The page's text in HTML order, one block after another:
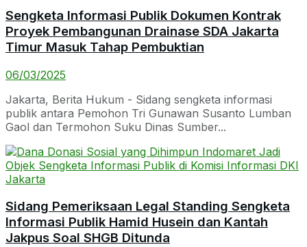
Sengketa Informasi Publik Dokumen Kontrak
Proyek Pembangunan Drainase SDA Jakarta
Timur Masuk Tahap Pembuktian
06/03/2025
Jakarta, Berita Hukum - Sidang sengketa informasi
publik antara Pemohon Tri Gunawan Susanto Lumban
Gaol dan Termohon Suku Dinas Sumber...
Sidang Pemeriksaan Legal Standing Sengketa
Informasi Publik Hamid Husein dan Kantah
Jakpus Soal SHGB Ditunda